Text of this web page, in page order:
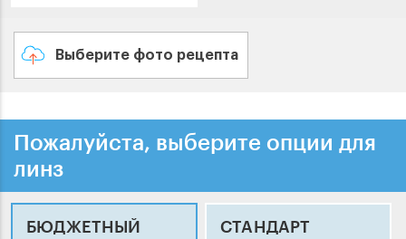
Выберите фото рецепта
Пожалуйста, выберите опции для
линз
БЮДЖЕТНЫЙ СТАНДАРТ